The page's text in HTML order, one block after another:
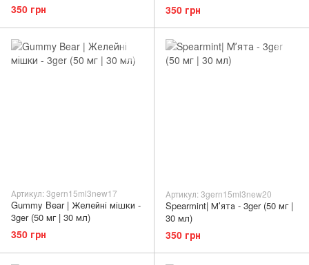
350 грн 350 грн
Артикул: 3gern15ml3new17
Gummy Bear | Желейні мішки -
3ger (50 мг | 30 мл)
350 грн
Артикул: 3gern15ml3new20
Spearmint| Мʼята - 3ger (50 мг |
30 мл)
350 грн